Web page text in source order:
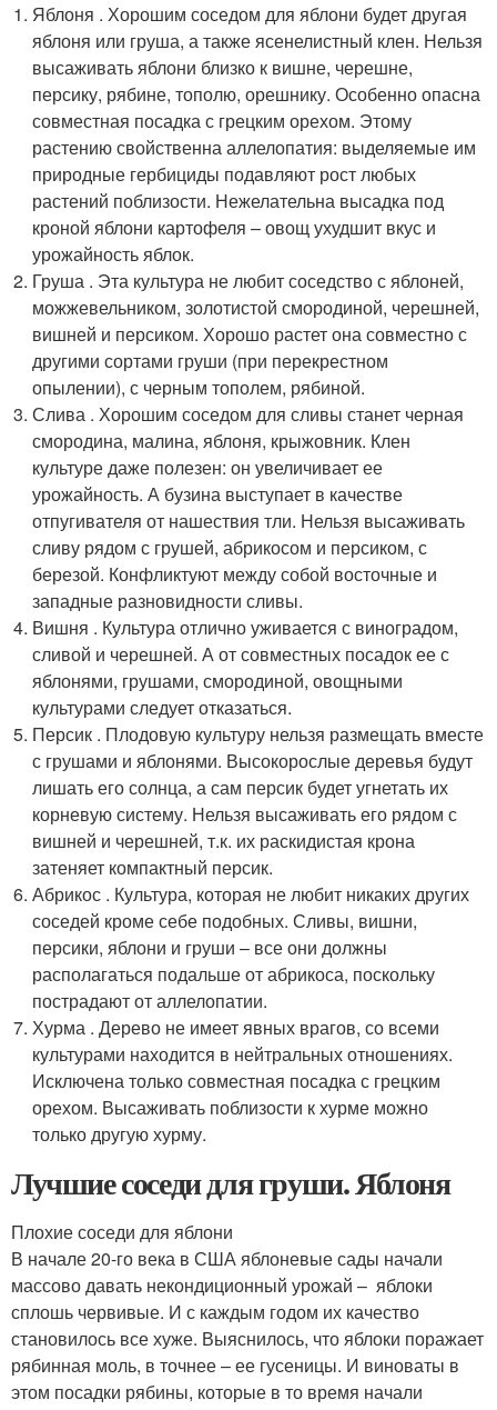
Яблоня . Хорошим соседом для яблони будет другая
яблоня или груша, а также ясенелистный клен. Нельзя
высаживать яблони близко к вишне, черешне,
персику, рябине, тополю, орешнику. Особенно опасна
совместная посадка с грецким орехом. Этому
растению свойственна аллелопатия: выделяемые им
природные гербициды подавляют рост любых
растений поблизости. Нежелательна высадка под
кроной яблони картофеля – овощ ухудшит вкус и
урожайность яблок.
Груша . Эта культура не любит соседство с яблоней,
можжевельником, золотистой смородиной, черешней,
вишней и персиком. Хорошо растет она совместно с
другими сортами груши (при перекрестном
опылении), с черным тополем, рябиной.
Слива . Хорошим соседом для сливы станет черная
смородина, малина, яблоня, крыжовник. Клен
культуре даже полезен: он увеличивает ее
урожайность. А бузина выступает в качестве
отпугивателя от нашествия тли. Нельзя высаживать
сливу рядом с грушей, абрикосом и персиком, с
березой. Конфликтуют между собой восточные и
западные разновидности сливы.
Вишня . Культура отлично уживается с виноградом,
сливой и черешней. А от совместных посадок ее с
яблонями, грушами, смородиной, овощными
культурами следует отказаться.
Персик . Плодовую культуру нельзя размещать вместе
с грушами и яблонями. Высокорослые деревья будут
лишать его солнца, а сам персик будет угнетать их
корневую систему. Нельзя высаживать его рядом с
вишней и черешней, т.к. их раскидистая крона
затеняет компактный персик.
Абрикос . Культура, которая не любит никаких других
соседей кроме себе подобных. Сливы, вишни,
персики, яблони и груши – все они должны
располагаться подальше от абрикоса, поскольку
пострадают от аллелопатии.
Хурма . Дерево не имеет явных врагов, со всеми
культурами находится в нейтральных отношениях.
Исключена только совместная посадка с грецким
орехом. Высаживать поблизости к хурме можно
только другую хурму.
Лучшие соседи для груши. Яблоня
Плохие соседи для яблони
В начале 20-го века в США яблоневые сады начали
массово давать некондиционный урожай – яблоки
сплошь червивые. И с каждым годом их качество
становилось все хуже. Выяснилось, что яблоки поражает
рябинная моль, в точнее – ее гусеницы. И виноваты в
этом посадки рябины, которые в то время начали